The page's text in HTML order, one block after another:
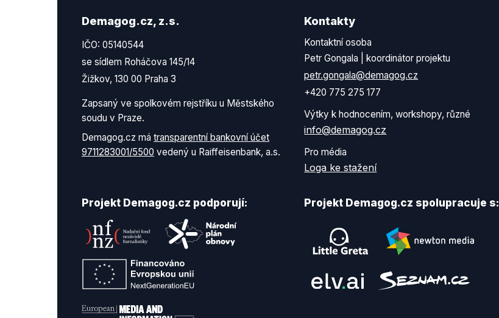
Demagog.cz, z.s.
IČO: 05140544
se sídlem Roháčova 145/14
Žižkov, 130 00 Praha 3
Zapsaný ve spolkovém rejstříku u Městského
soudu v Praze.
Demagog.cz má transparentní bankovní účet
9711283001/5500 vedený u Raiffeisenbank, a.s.
Kontakty
Kontaktní osoba
Petr Gongala | koordinátor projektu
petr.gongala@demagog.cz
+420 775 275 177
Výtky k hodnocením, workshopy, různé
info@demagog.cz
Pro média
Loga ke stažení
Projekt Demagog.cz podporují: Projekt Demagog.cz spolupracuje s: